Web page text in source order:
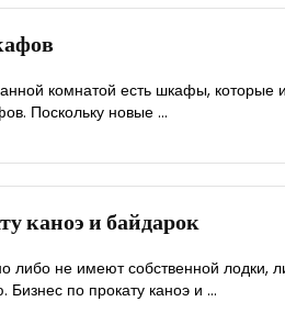
комнатой есть шкафы, которые
Поскольку новые ...
каноэ и байдарок
либо не имеют собственной лодки,
Бизнес по прокату каноэ и ...